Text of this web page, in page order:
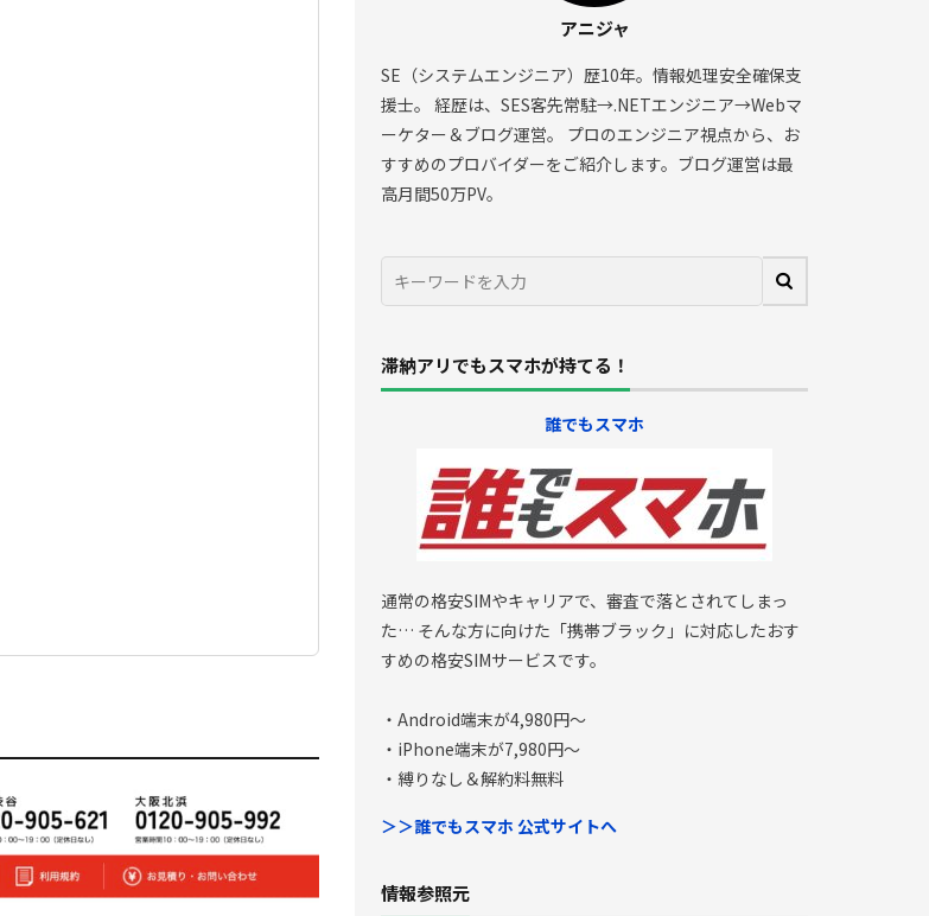
アニジャ
SE（システムエンジニア）歴10年。情報処理安全確保支
援士。 経歴は、SES客先常駐→.NETエンジニア→Webマ
ーケター＆ブログ運営。 プロのエンジニア視点から、お
すすめのプロバイダーをご紹介します。ブログ運営は最
高月間50万PV。
滞納アリでもスマホが持てる！
誰でもスマホ
通常の格安SIMやキャリアで、審査で落とされてしまっ
た… そんな方に向けた「携帯ブラック」に対応したおす
すめの格安SIMサービスです。
・Android端末が4,980円～
・iPhone端末が7,980円～
・縛りなし＆解約料無料
＞＞誰でもスマホ 公式サイトへ
情報参照元